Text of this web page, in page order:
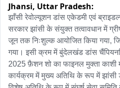
Jhansi, Uttar Pradesh:
झाँसी रेवोल्यूशन डांस एकेडमी एवं
सरकार झांसी के संयुक्त तत्वावधान में
जून तक निःशुल्क आयोजित किया गया,
गया। इसी क्रम में बुंदेलखंड डांस
2025 फ़ैशन शो का फाइनल मुक्ता
कार्यक्रम में मुख्य अतिथि के रूप में झांसी